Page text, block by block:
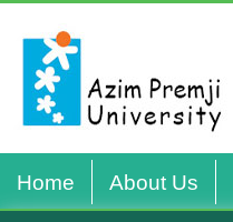
Home About Us